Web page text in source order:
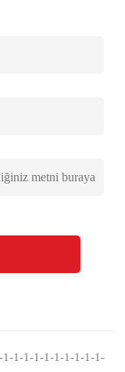
1-1-1-1-1-1-1-1-1-1-